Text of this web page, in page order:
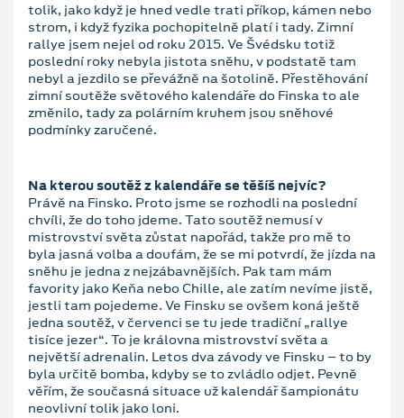
tolik, jako když je hned vedle trati příkop, kámen nebo
strom, i když fyzika pochopitelně platí i tady. Zimní
rallye jsem nejel od roku 2015. Ve Švédsku totiž
poslední roky nebyla jistota sněhu, v podstatě tam
nebyl a jezdilo se převážně na šotolině. Přestěhování
zimní soutěže světového kalendáře do Finska to ale
změnilo, tady za polárním kruhem jsou sněhové
podmínky zaručené.
Na kterou soutěž z kalendáře se těšíš nejvíc?
Právě na Finsko. Proto jsme se rozhodli na poslední
chvíli, že do toho jdeme. Tato soutěž nemusí v
mistrovství světa zůstat napořád, takže pro mě to
byla jasná volba a doufám, že se mi potvrdí, že jízda na
sněhu je jedna z nejzábavnějších. Pak tam mám
favority jako Keňa nebo Chille, ale zatím nevíme jistě,
jestli tam pojedeme. Ve Finsku se ovšem koná ještě
jedna soutěž, v červenci se tu jede tradiční „rallye
tisíce jezer“. To je královna mistrovství světa a
největší adrenalin. Letos dva závody ve Finsku – to by
byla určitě bomba, kdyby se to zvládlo odjet. Pevně
věřím, že současná situace už kalendář šampionátu
neovlivní tolik jako loni.